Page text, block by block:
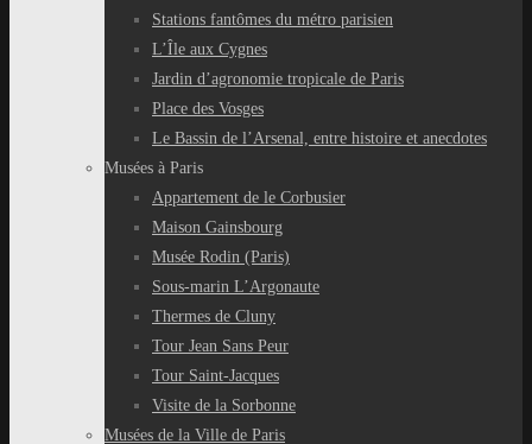
Stations fantômes du métro parisien
L’Île aux Cygnes
Jardin d’agronomie tropicale de Paris
Place des Vosges
Le Bassin de l’Arsenal, entre histoire et anecdotes
Musées à Paris
Appartement de le Corbusier
Maison Gainsbourg
Musée Rodin (Paris)
Sous-marin L’Argonaute
Thermes de Cluny
Tour Jean Sans Peur
Tour Saint-Jacques
Visite de la Sorbonne
Musées de la Ville de Paris